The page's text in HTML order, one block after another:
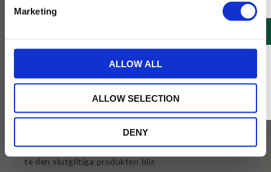
Marketing
ALLOW ALL
ALLOW SELECTION
DENY
Vitt te - det vita guldet
Vitt te har blivit väldigt populärt de senaste åren,
men vad är egentligen vitt te?
från samma planta, Camellia Sinensis. Processen efter
att bladen är plockade är det som avgör vilken typ av
te den slutgiltiga produkten blir.
* Rabatten gäller endast online på Tehusetjava.se. Rabatten fungerar endast på